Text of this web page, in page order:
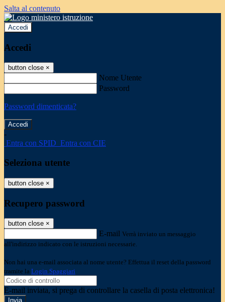
Salta al contenuto
Accedi
Accedi
button close ×
Nome Utente
Password
Password dimenticata?
-
Entra con SPID Entra con CIE
Seleziona utente
button close ×
Recupero password
button close ×
E-mail Verrà inviato un messaggio
all'indirizzo indicato con le istruzioni necessarie.
Non hai una e-mail associata al nome utente? Effettua il reset della password
tramite la Login Spaggiari
E-mail inviata, si prega di controllare la casella di posta elettronica!